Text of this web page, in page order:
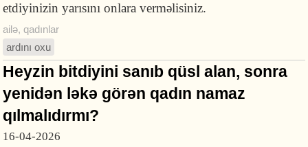
etdiyinizin yarısını onlara verməlisiniz.
ailə,qadınlar
ardını oxu
Heyzin bitdiyini sanıb qüsl alan, sonra
yenidən ləkə görən qadın namaz
qılmalıdırmı?
16-04-2026